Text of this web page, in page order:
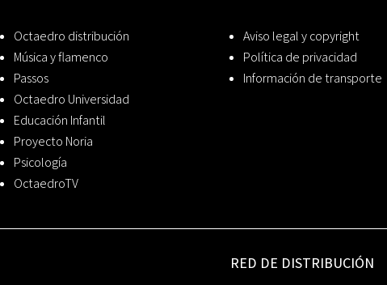
Octaedro distribución
Música y flamenco
Passos
Octaedro Universidad
Educación Infantil
Proyecto Noria
Psicología
OctaedroTV
Aviso legal y copyright
Política de privacidad
Información de transporte
RED DE DISTRIBUCIÓN